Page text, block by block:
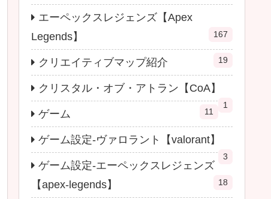
エーペックスレジェンズ【Apex
Legends】
167
クリエイティブマップ紹介 19
クリスタル・オブ・アトラン【CoA】
1
ゲーム 11
ゲーム設定-ヴァロラント【valorant】
3
ゲーム設定-エーペックスレジェンズ
【apex-legends】
18